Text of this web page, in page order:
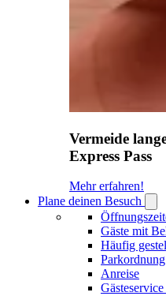
Vermeide
Express Pass
Mehr erfahren!
Plane deinen Besuch
Gäste mit
Häufig
Parkordnung
Anreise